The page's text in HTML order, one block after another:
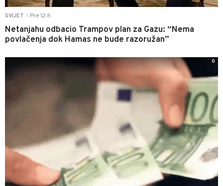
SVIJET Pre 12 h
Netanjahu odbacio Trampov plan za Gazu: “Nema
povlačenja dok Hamas ne bude razoružan”
0